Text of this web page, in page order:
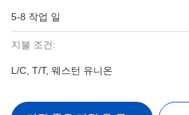
5-8 작업 일
지불 조건:
L/C, T/T, 웨스턴 유니온